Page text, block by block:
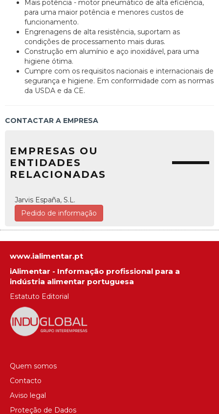
Mais potência - motor pneumático de alta eficiência,
para uma maior potência e menores custos de
funcionamento.
Engrenagens de alta resistência, suportam as
condições de processamento mais duras.
Construção em alumínio e aço inoxidável, para uma
higiene ótima.
Cumpre com os requisitos nacionais e internacionais de
segurança e higiene. Em conformidade com as normas
da USDA e da CE.
CONTACTAR A EMPRESA
EMPRESAS OU
ENTIDADES
RELACIONADAS
Jarvis España, S.L.
Pedido de informação
www.ialimentar.pt
iAlimentar - Informação profissional para a
indústria alimentar portuguesa
Estatuto Editorial
Quem somos
Contacto
Aviso legal
Proteção de Dados